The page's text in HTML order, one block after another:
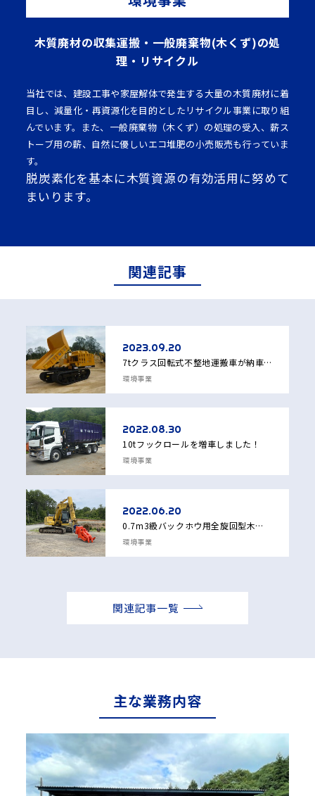
木質廃材の収集運搬・一般廃棄物(木くず)の処
理・リサイクル
当社では、建設工事や家屋解体で発生する大量の木質廃材に着
目し、減量化・再資源化を目的としたリサイクル事業に取り組
んでいます。また、一般廃棄物（木くず）の処理の受入、薪ス
トーブ用の薪、自然に優しいエコ堆肥の小売販売も行っていま
す。
脱炭素化を基本に木質資源の有効活用に努めて
まいります。
関連記事
2023.09.20
7tクラス回転式不整地運搬車が納車となりました！！
環境事業
2022.08.30
10tフックロールを増車しました！
環境事業
2022.06.20
0.7m3級バックホウ用全旋回型木材つかみ機を導入しました！
環境事業
関連記事一覧
主な業務内容